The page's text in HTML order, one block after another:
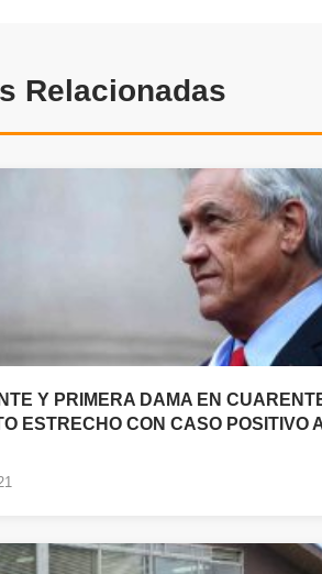
Relacionadas
Y PRIMERA DAMA EN
ESTRECHO CON CASO POSITIVO